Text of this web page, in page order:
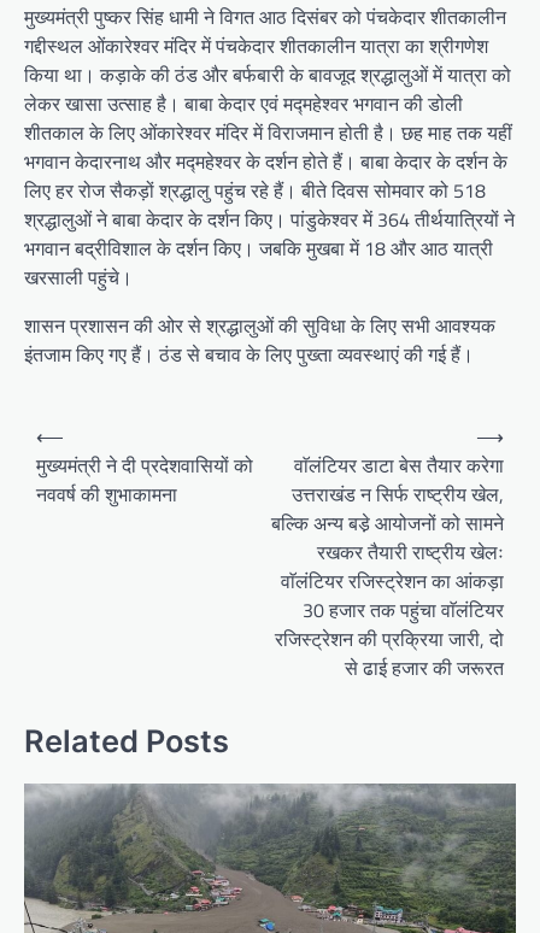
मुख्यमंत्री पुष्कर सिंह धामी ने विगत आठ दिसंबर को पंचकेदार शीतकालीन
गद्दीस्थल ओंकारेश्वर मंदिर में पंचकेदार शीतकालीन यात्रा का श्रीगणेश
किया था। कड़ाके की ठंड और बर्फबारी के बावजूद श्रद्धालुओं में यात्रा को
लेकर खासा उत्साह है। बाबा केदार एवं मद्महेश्वर भगवान की डोली
शीतकाल के लिए ओंकारेश्वर मंदिर में विराजमान होती है। छह माह तक यहीं
भगवान केदारनाथ और मद्महेश्वर के दर्शन होते हैं। बाबा केदार के दर्शन के
लिए हर रोज सैकड़ों श्रद्धालु पहुंच रहे हैं। बीते दिवस सोमवार को 518
श्रद्धालुओं ने बाबा केदार के दर्शन किए। पांडुकेश्वर में 364 तीर्थयात्रियों ने
भगवान बद्रीविशाल के दर्शन किए। जबकि मुखबा में 18 और आठ यात्री
खरसाली पहुंचे।
शासन प्रशासन की ओर से श्रद्धालुओं की सुविधा के लिए सभी आवश्यक
इंतजाम किए गए हैं। ठंड से बचाव के लिए पुख्ता व्यवस्थाएं की गई हैं।
o
g
a
t
i
o
n
⟵
मुख्यमंत्री ने दी प्रदेशवासियों को
नववर्ष की शुभाकामना
वाॅलंटियर डाटा बेस तैयार करेगा
उत्तराखंड न सिर्फ राष्ट्रीय खेल,
बल्कि अन्य बडे़ आयोजनों को सामने
रखकर तैयारी राष्ट्रीय खेलः
वाॅलंटियर रजिस्ट्रेशन का आंकड़ा
30 हजार तक पहुंचा वाॅलंटियर
रजिस्ट्रेशन की प्रक्रिया जारी, दो
से ढाई हजार की जरूरत
⟶
Related Posts